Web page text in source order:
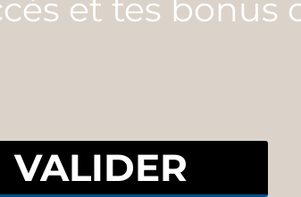
et tes bonus
VALIDER